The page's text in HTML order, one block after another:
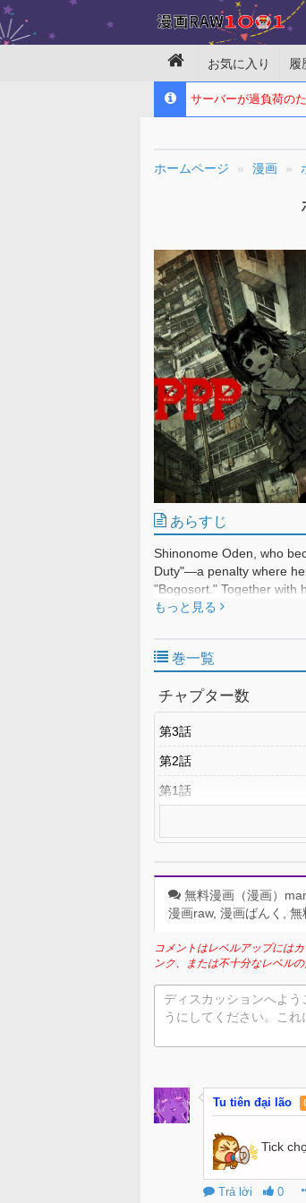
お気に入り 履
サーバーが過負荷の
ホームページ 漫画
あらすじ
Shinonome Oden, who
Duty"—a penalty where
"Bogosort." Together with
massive ruin that is the
もっと見る
巻一覧
チャプター数
第3話
第2話
第1話
無料漫画（漫画）
漫画raw, 漫画ばんく,
コメントはレベルアップには
ンク、または不十分なレベルの
ディスカッションへよ
うにしてください。こ
Tu tiên đại lão
Tick
Trả lời 0